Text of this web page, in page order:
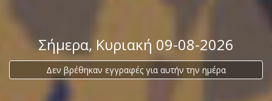
Σήμερα, Κυριακή 09-08-2026
Δεν βρέθηκαν εγγραφές για αυτήν την ημέρα